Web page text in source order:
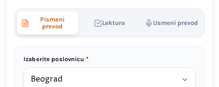
Pismeni
prevod
Lektura Usmeni prevod
Izaberite poslovnicu *